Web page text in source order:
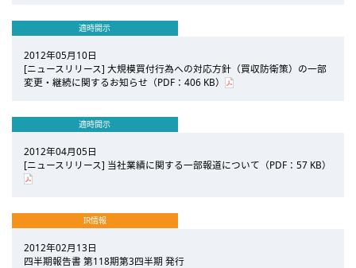
適時開示
2012年05月10日
[ニュースリリース] 大規模買付行為への対応方針（買収防衛策）の一部
変更・継続に関するお知らせ（PDF：406 KB）
適時開示
2012年04月05日
[ニュースリリース] 当社業績に関する一部報道について（PDF：57 KB）
IR情報
2012年02月13日
四半期報告書 第118期第3四半期 発行